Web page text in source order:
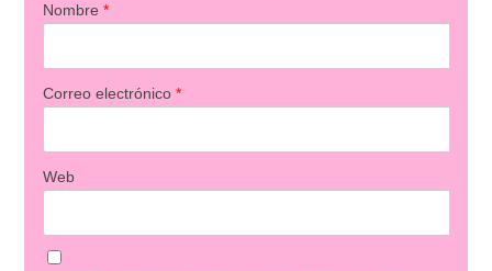
Nombre *
Correo electrónico *
Web